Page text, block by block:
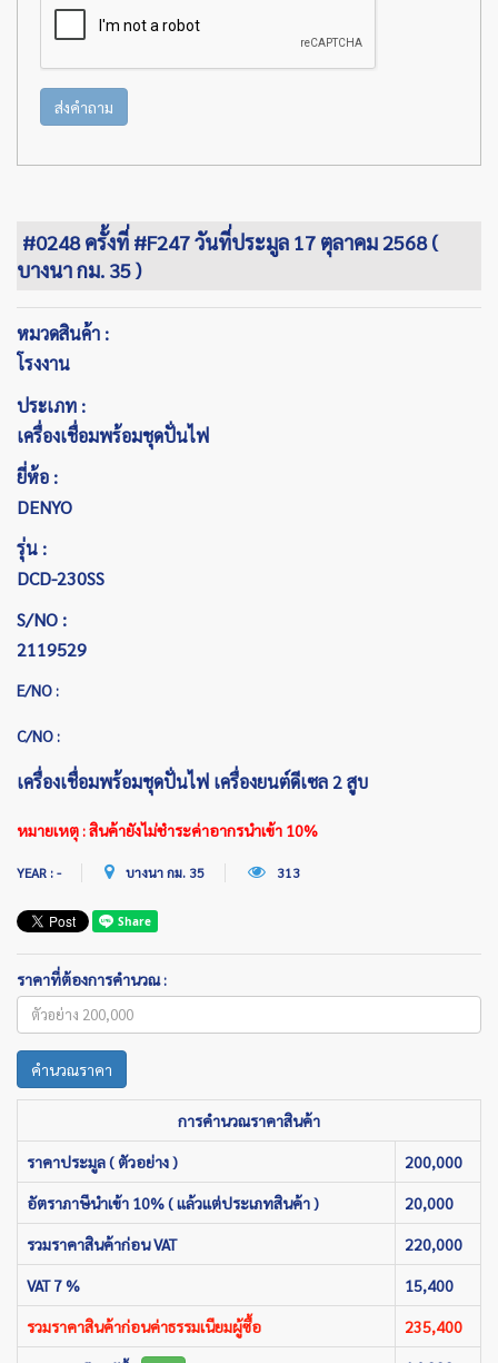
ส่งคำถาม
#0248 ครั้งที่ #F247 วันที่ประมูล 17 ตุลาคม 2568 (
บางนา กม. 35 )
หมวดสินค้า :
โรงงาน
ประเภท :
เครื่องเชื่อมพร้อมชุดปั่นไฟ
ยี่ห้อ :
DENYO
รุ่น :
DCD-230SS
S/NO :
2119529
E/NO :
C/NO :
เครื่องเชื่อมพร้อมชุดปั่นไฟ เครื่องยนต์ดีเซล 2 สูบ
หมายเหตุ : สินค้ายังไม่ชำระค่าอากรนำเข้า 10%
YEAR : - บางนา กม. 35 313
ราคาที่ต้องการคำนวณ :
คำนวณราคา
การคำนวณราคาสินค้า
ราคาประมูล ( ตัวอย่าง ) 200,000
อัตราภาษีนำเข้า 10% ( แล้วแต่ประเภทสินค้า ) 20,000
รวมราคาสินค้าก่อน VAT 220,000
VAT 7 % 15,400
รวมราคาสินค้าก่อนค่าธรรมเนียมผู้ซื้อ 235,400